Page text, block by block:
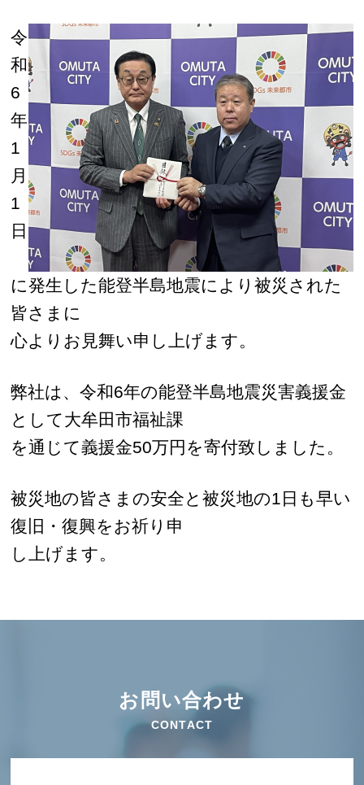
令
和
6
年
1
月
1
日
に発生した能登半島地震により被災された
皆さまに
心よりお見舞い申し上げます。
弊社は、令和6年の能登半島地震災害義援金
として大牟田市福祉課
を通じて義援金50万円を寄付致しました。
被災地の皆さまの安全と被災地の1日も早い
復旧・復興をお祈り申
し上げます。
お問い合わせ
CONTACT